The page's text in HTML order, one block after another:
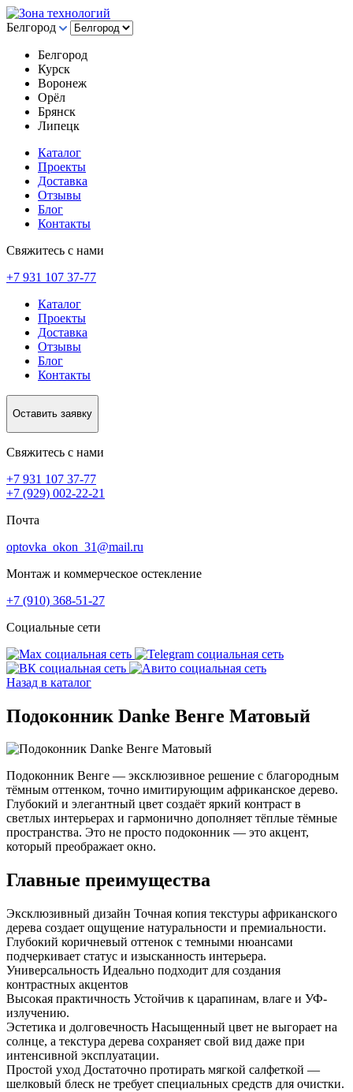
Белгород
Белгород
Курск
Воронеж
Орёл
Брянск
Липецк
Каталог
Проекты
Доставка
Отзывы
Блог
Контакты
Свяжитесь с нами
+7 931 107 37-77
Каталог
Проекты
Доставка
Отзывы
Блог
Контакты
Оставить заявку
Свяжитесь с нами
+7 931 107 37-77
+7 (929) 002-22-21
Почта
optovka_okon_31@mail.ru
Монтаж и коммерческое остекление
+7 (910) 368-51-27
Социальные сети
Назад в каталог
Подоконник Danke Венге Матовый
Подоконник Венге — эксклюзивное решение с благородным
тёмным оттенком, точно имитирующим африканское дерево.
Глубокий и элегантный цвет создаёт яркий контраст в
светлых интерьерах и гармонично дополняет тёплые тёмные
пространства. Это не просто подоконник — это акцент,
который преображает окно.
Главные преимущества
Эксклюзивный дизайн Точная копия текстуры африканского
дерева создает ощущение натуральности и премиальности.
Глубокий коричневый оттенок с темными нюансами
подчеркивает статус и изысканность интерьера.
Универсальность Идеально подходит для создания
контрастных акцентов
Высокая практичность Устойчив к царапинам, влаге и УФ-
излучению.
Эстетика и долговечность Насыщенный цвет не выгорает на
солнце, а текстура дерева сохраняет свой вид даже при
интенсивной эксплуатации.
Простой уход Достаточно протирать мягкой салфеткой —
шелковый блеск не требует специальных средств для очистки.